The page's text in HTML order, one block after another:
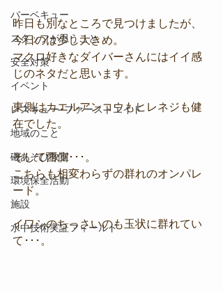
バーベキュー
スタッフが思うこと
安全対策
イベント
レスキュー･ファーストエイド
地域のこと
磯あそび教室
環境保全活動
施設
水中技術実証フィールド
昨日も別なところで見つけましたが、
今日のは少し大きめ。
マクロ好きなダイバーさんにはイイ感
じのネタだと思います。
東側はカエルアンコウもヒレネジも健
在でした。
そして西側･･･。
こちらも相変わらずの群れのオンパレ
ード。
イワシのちっさいのも玉状に群れてい
て･･･。